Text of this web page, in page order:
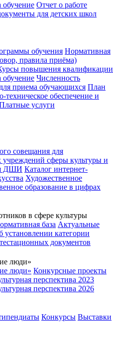
обучение Отчет о работе
для детских школ
обучения Нормативная
правила приёма)
повышения квалификации
обучение Численность
приема обучающихся План
техническое обеспечение и
услуги
совещания для
учреждений сферы культуры и
ДШИ Каталог интернет-
Художественное
образование в цифрах
в сфере культуры
база Актуальные
установлении категории
документов
люди»
люди» Конкурсные проекты
перспектива 2023
перспектива 2026
Конкурсы Выставки